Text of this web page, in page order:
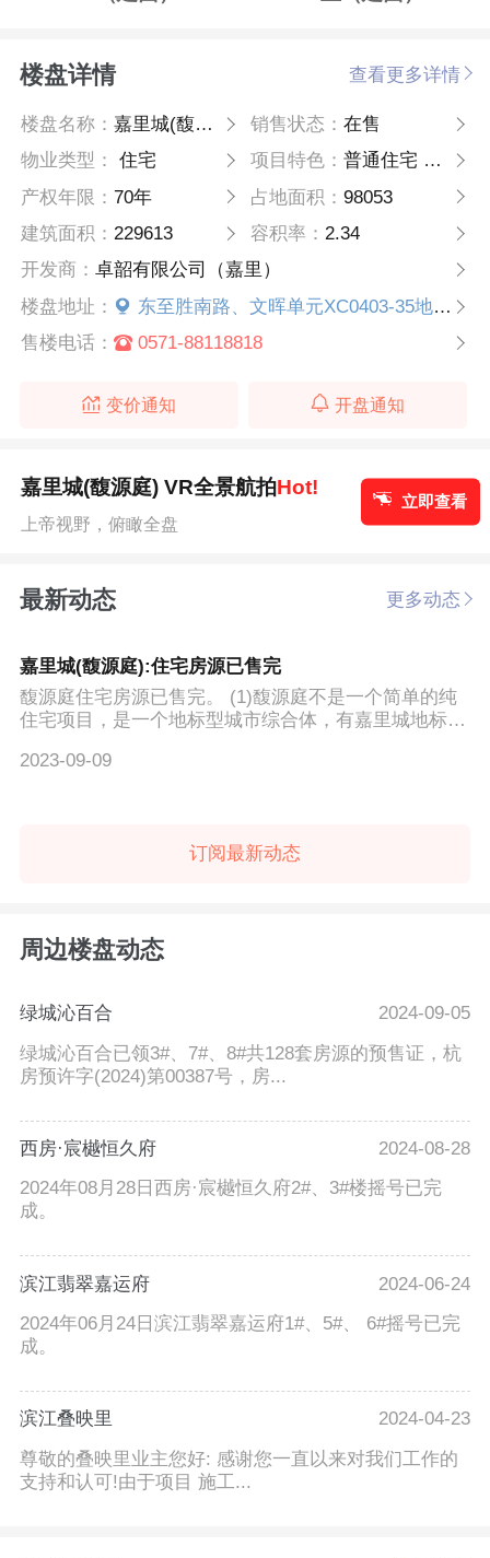
楼盘详情 查看更多详情
楼盘名称：嘉里城(馥源庭) 销售状态： 在售
物业类型：
住宅 项目特色： 普通住宅 高层
产权年限：70年 占地面积： 98053
建筑面积：229613 容积率： 2.34
开发商：卓韶有限公司（嘉里）
楼盘地址：
东至胜南路、文晖单元XC0403-35地块，南至文晖单元XC0404-08地块，西至东...
售楼电话：
0571-88118818
变价通知 开盘通知
嘉里城(馥源庭) VR全景航拍Hot!
上帝视野，俯瞰全盘
立即查看
最新动态 更多动态
嘉里城(馥源庭):住宅房源已售完
馥源庭住宅房源已售完。 (1)馥源庭不是一个简单的纯
住宅项目，是一个地标型城市综合体，有嘉里城地标商
2023-09-09
订阅最新动态
周边楼盘动态
绿城沁百合
2024-09-05
绿城沁百合已领3#、7#、8#共128套房源的预售证，杭
房预许字(2024)第00387号，房...
西房·宸樾恒久府
2024-08-28
2024年08月28日西房·宸樾恒久府2#、3#楼摇号已完
成。
滨江翡翠嘉运府
2024-06-24
2024年06月24日滨江翡翠嘉运府1#、5#、 6#摇号已完
成。
滨江叠映里
2024-04-23
尊敬的叠映里业主您好: 感谢您一直以来对我们工作的
支持和认可!由于项目 施工...